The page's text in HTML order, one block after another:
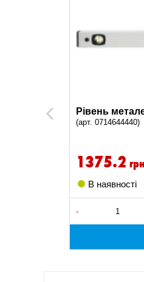
PreviousРівень
(арт. 0714644440)
1375.2
В наявності
-